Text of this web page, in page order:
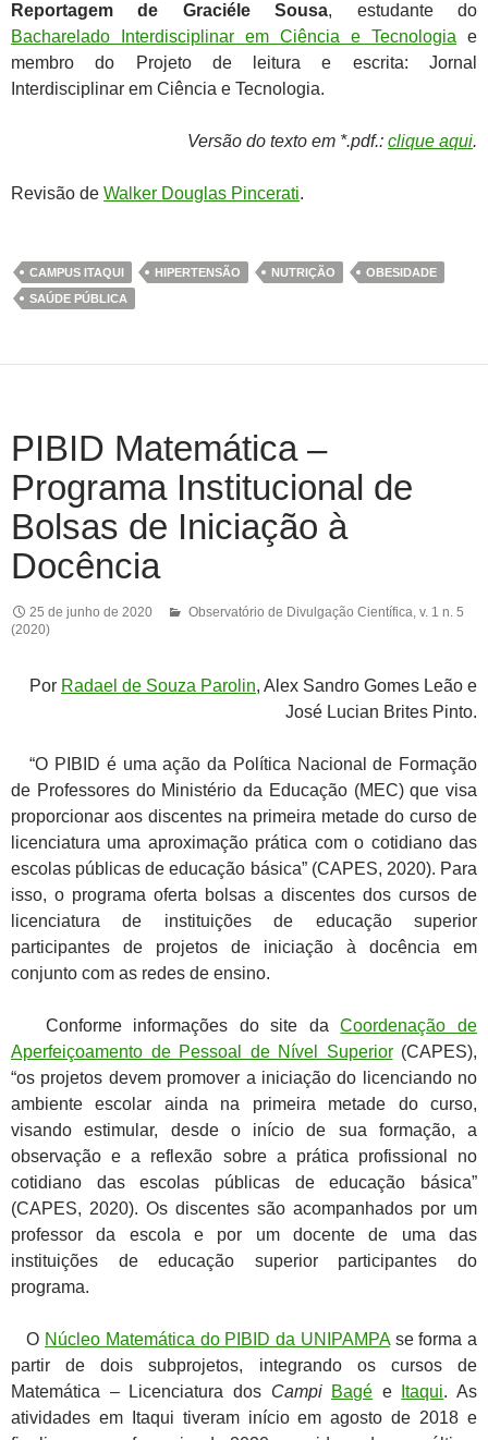
Reportagem de Graciéle Sousa, estudante do
Bacharelado Interdisciplinar em Ciência e Tecnologia e
membro do Projeto de leitura e escrita: Jornal
Interdisciplinar em Ciência e Tecnologia.
Versão do texto em *.pdf.: clique aqui.
Revisão de Walker Douglas Pincerati.
CAMPUS ITAQUI HIPERTENSÃO NUTRIÇÃO
OBESIDADE
SAÚDE PÚBLICA
PIBID Matemática –
Programa Institucional de
Bolsas de Iniciação à
Docência
25 de junho de 2020 Observatório de Divulgação Científica, v. 1 n. 5
(2020)
Por Radael de Souza Parolin, Alex Sandro Gomes Leão e
José Lucian Brites Pinto.
“O PIBID é uma ação da Política Nacional de Formação
de Professores do Ministério da Educação (MEC) que visa
proporcionar aos discentes na primeira metade do curso de
licenciatura uma aproximação prática com o cotidiano das
escolas públicas de educação básica” (CAPES, 2020). Para
isso, o programa oferta bolsas a discentes dos cursos de
licenciatura de instituições de educação superior
participantes de projetos de iniciação à docência em
conjunto com as redes de ensino.
Conforme informações do site daCoordenação de
Aperfeiçoamento de Pessoal de Nível Superior(CAPES),
“os projetos devem promover a iniciação do licenciando no
ambiente escolar ainda na primeira metade do curso,
visando estimular, desde o início de sua formação, a
observação e a reflexão sobre a prática profissional no
cotidiano das escolas públicas de educação básica”
(CAPES, 2020). Os discentes são acompanhados por um
professor da escola e por um docente de uma das
instituições de educação superior participantes do
programa.
O Núcleo Matemática do PIBID da UNIPAMPAse forma a
partir de dois subprojetos, integrando os cursos de
Matemática – Licenciatura dos Campi Bagé e Itaqui. As
atividades em Itaqui tiveram início em agosto de 2018 e